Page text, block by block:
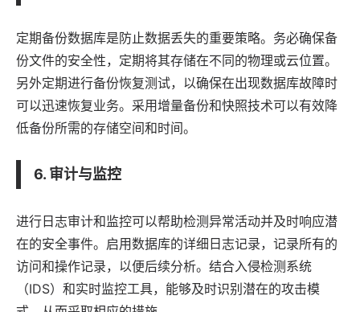
定期备份数据库是防止数据丢失的重要策略。务必确保备
份文件的安全性，定期将其存储在不同的物理或云位置。
另外定期进行备份恢复测试，以确保在出现数据库故障时
可以迅速恢复业务。采用增量备份和快照技术可以有效降
低备份所需的存储空间和时间。
6. 审计与监控
进行日志审计和监控可以帮助检测异常活动并及时响应潜
在的安全事件。启用数据库的详细日志记录，记录所有的
访问和操作记录，以便后续分析。结合入侵检测系统
（IDS）和实时监控工具，能够及时识别潜在的攻击模